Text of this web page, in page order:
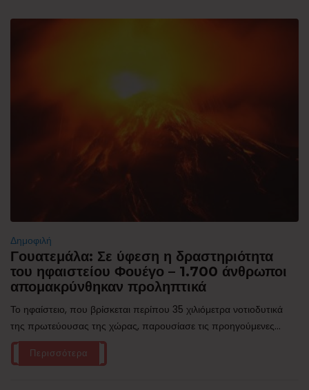
Δημοφιλή
Γουατεμάλα: Σε ύφεση η δραστηριότητα
του ηφαιστείου Φουέγο – 1.700 άνθρωποι
απομακρύνθηκαν προληπτικά
Το ηφαίστειο, που βρίσκεται περίπου 35 χιλιόμετρα νοτιοδυτικά
της πρωτεύουσας της χώρας, παρουσίασε τις προηγούμενες...
Περισσότερα